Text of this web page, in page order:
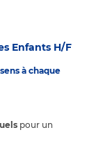
Enfants H/F
à chaque
pour un